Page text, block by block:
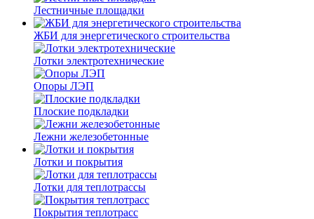
Лестничные площадки
ЖБИ для энергетического строительства
Лотки электротехнические
Опоры ЛЭП
Плоские подкладки
Лежни железобетонные
Лотки и покрытия
Лотки для теплотрассы
Покрытия теплотрасс